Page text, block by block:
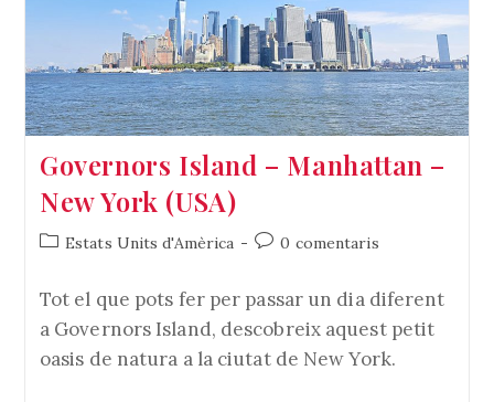
Governors Island – Manhattan –
New York (USA)
Categoria
l'entrada:
Estats Units d'Amèrica
Comentaris
0 comentaris
Tot el que pots fer per passar un dia diferent
a Governors Island, descobreix aquest petit
oasis de natura a la ciutat de New York.